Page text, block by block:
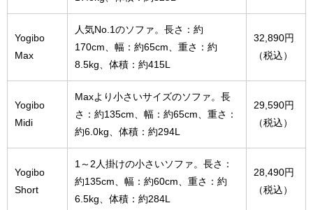
Yogibo
Max
人気No.1のソファ。長さ：約
170cm、幅：約65cm、重さ：約
8.5kg、体積：約415L
32,890円
（税込）
Yogibo
Midi
Maxより小さいサイズのソファ。長
さ：約135cm、幅：約65cm、重さ：
約6.0kg、体積：約294L
29,590円
（税込）
Yogibo
Short
1～2人掛けの小さいソファ。長さ：
約135cm、幅：約60cm、重さ：約
6.5kg、体積：約284L
28,490円
（税込）